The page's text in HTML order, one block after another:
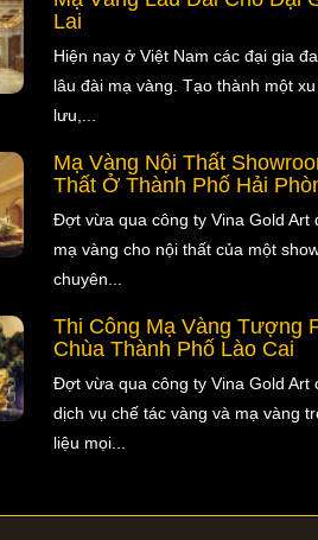
Lai
Hiện nay ở Việt Nam các đại gia
lâu đài mạ vàng. Tạo thành một
lưu,...
Mạ Vàng Nội Thất
Thất Ở Thành Phố Hải
Đợt vừa qua công ty Vina Gold Art
mạ vàng cho nội thất của một
chuyên...
Thi Công Mạ Vàng Tượng
Chùa Thành Phố Lào Cai
Đợt vừa qua công ty Vina Gold Art
dịch vụ chế tác vàng và mạ vàng
liệu mọi...